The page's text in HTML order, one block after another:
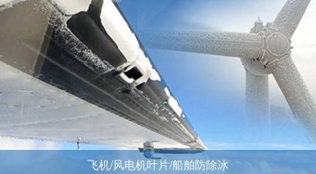
飞机/风电机叶片/船舶防除冰